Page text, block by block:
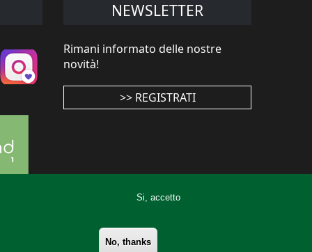
NEWSLETTER
Rimani informato delle nostre
novità!
>> REGISTRATI
Si, accetto
No, thanks